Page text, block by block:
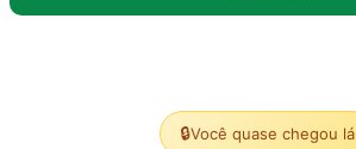
🔒Você quase chegou lá